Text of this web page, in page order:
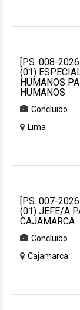
[P.S. 008-
(01)
HUMANOS
HUMANOS
Concluido
Lima
[P.S. 007-
(01) JEFE/A
CAJAMARCA
Concluido
Cajamarca